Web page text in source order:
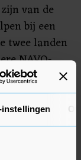
van de
bij een
twee landen
NAVO-